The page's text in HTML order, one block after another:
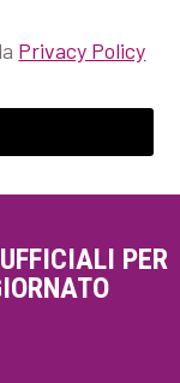
Privacy Policy
UFFICIALI PER